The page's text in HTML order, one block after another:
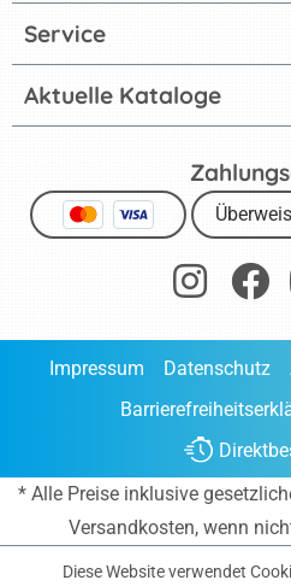
Aktuelle Kataloge
Service
Impressum Datenschutz
* Alle Preise inklusive
Versandkosten, wenn
Diese Website verwendet